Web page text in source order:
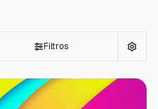
Filtros